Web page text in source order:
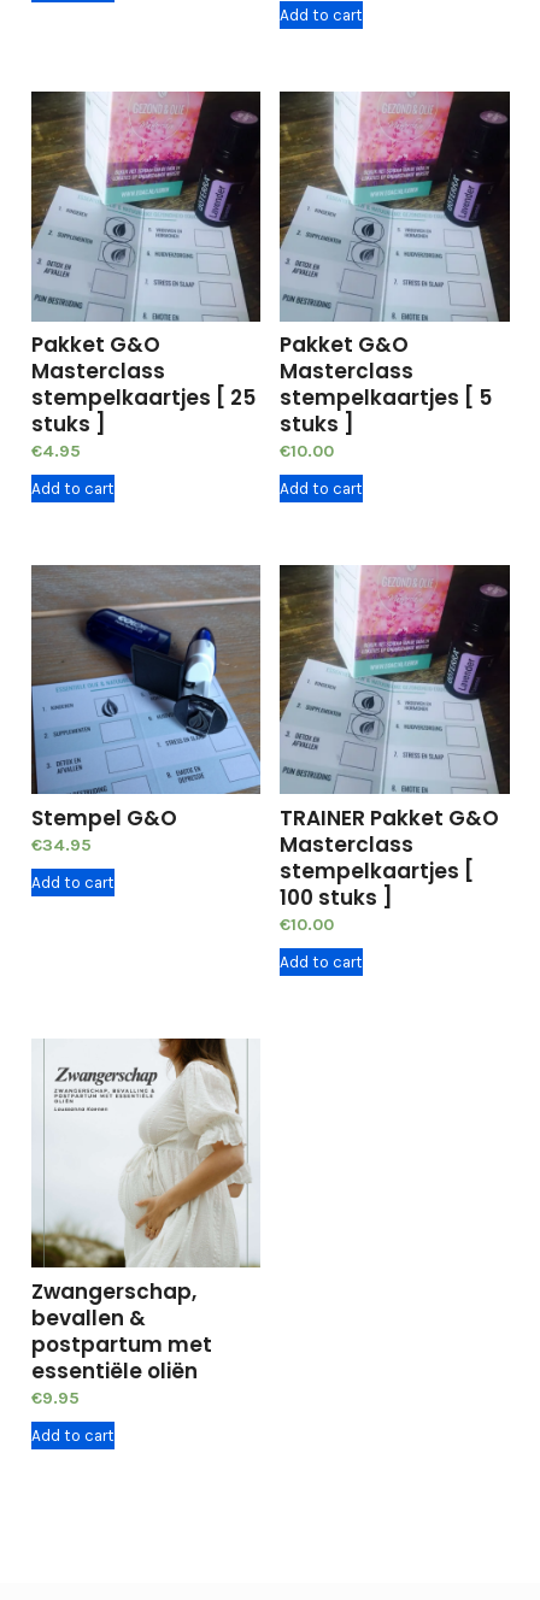
Add to cart
Pakket G&O
Masterclass
stempelkaartjes [ 25
stuks ]
€4.95
Add to cart
Pakket G&O
Masterclass
stempelkaartjes [ 5
stuks ]
€10.00
Add to cart
Stempel G&O
€34.95
Add to cart
TRAINER Pakket G&O
Masterclass
stempelkaartjes [
100 stuks ]
€10.00
Add to cart
Zwangerschap,
bevallen &
postpartum met
essentiële oliën
€9.95
Add to cart